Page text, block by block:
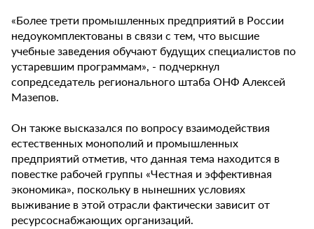
«Более трети промышленных предприятий в России
недоукомплектованы в связи с тем, что высшие
учебные заведения обучают будущих специалистов по
устаревшим программам», - подчеркнул
сопредседатель регионального штаба ОНФ Алексей
Мазепов.
Он также высказался по вопросу взаимодействия
естественных монополий и промышленных
предприятий отметив, что данная тема находится в
повестке рабочей группы «Честная и эффективная
экономика», поскольку в нынешних условиях
выживание в этой отрасли фактически зависит от
ресурсоснабжающих организаций.